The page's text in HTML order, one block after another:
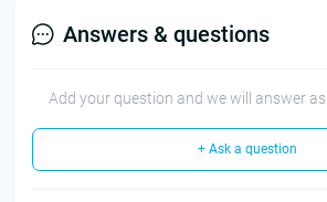
Answers & questions
Add your question and we will answer
+ Ask a question